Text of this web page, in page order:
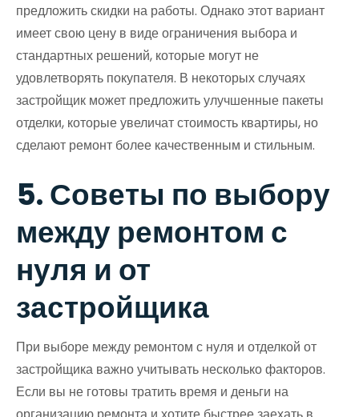
предложить скидки на работы. Однако этот вариант
имеет свою цену в виде ограничения выбора и
стандартных решений, которые могут не
удовлетворять покупателя. В некоторых случаях
застройщик может предложить улучшенные пакеты
отделки, которые увеличат стоимость квартиры, но
сделают ремонт более качественным и стильным.
5. Советы по выбору
между ремонтом с
нуля и от
застройщика
При выборе между ремонтом с нуля и отделкой от
застройщика важно учитывать несколько факторов.
Если вы не готовы тратить время и деньги на